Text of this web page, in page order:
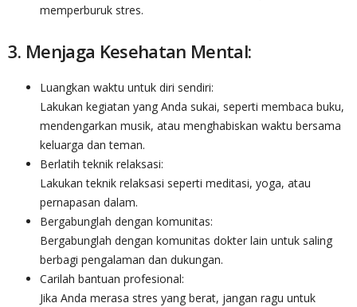
memperburuk stres.
3. Menjaga Kesehatan Mental:
Luangkan waktu untuk diri sendiri:
Lakukan kegiatan yang Anda sukai, seperti membaca buku,
mendengarkan musik, atau menghabiskan waktu bersama
keluarga dan teman.
Berlatih teknik relaksasi:
Lakukan teknik relaksasi seperti meditasi, yoga, atau
pernapasan dalam.
Bergabunglah dengan komunitas:
Bergabunglah dengan komunitas dokter lain untuk saling
berbagi pengalaman dan dukungan.
Carilah bantuan profesional:
Jika Anda merasa stres yang berat, jangan ragu untuk